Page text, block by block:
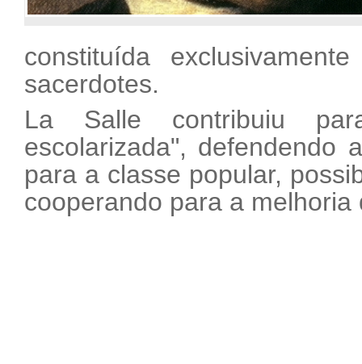
constituída
sacerdotes.
La Salle contribuiu
escolarizada", defendendo
para a classe popular,
cooperando para a melhoria